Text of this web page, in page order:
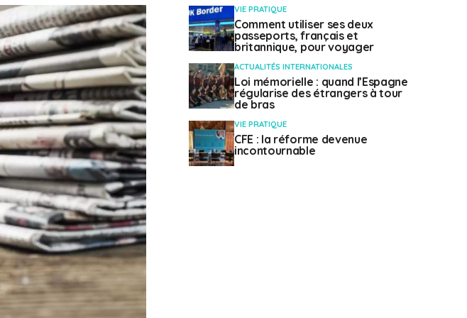
VIE PRATIQUE
Comment utiliser ses deux
passeports, français et
britannique, pour voyager
ACTUALITÉS INTERNATIONALES
Loi mémorielle : quand l’Espagne
régularise des étrangers à tour
de bras
VIE PRATIQUE
CFE : la réforme devenue
incontournable